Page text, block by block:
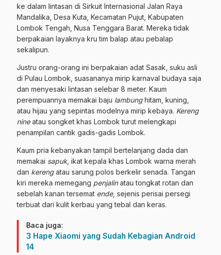
ke dalam lintasan di Sirkuit Internasional Jalan Raya
Mandalika, Desa Kuta, Kecamatan Pujut, Kabupaten
Lombok Tengah, Nusa Tenggara Barat. Mereka tidak
berpakaian layaknya kru tim balap atau pebalap
sekalipun.
Justru orang-orang ini berpakaian adat Sasak, suku asli
di Pulau Lombok, suasananya mirip karnaval budaya saja
dan menyesaki lintasan selebar 8 meter. Kaum
perempuannya memakai baju lambunghitam, kuning,
atau hijau yang sepintas modelnya mirip kebaya. Kereng
nineatau songket khas Lombok turut melengkapi
penampilan cantik gadis-gadis Lombok.
Kaum pria kebanyakan tampil bertelanjang dada dan
memakai sapuk, ikat kepala khas Lombok warna merah
dan kerengatau sarung polos berkelir senada. Tangan
kiri mereka memegang penjalinatau tongkat rotan dan
sebelah kanan tersemat ende, sejenis perisai persegi
terbuat dari kulit kerbau yang tebal dan keras.
Baca juga:
3 Hape Xiaomi yang Sudah Kebagian Android
14